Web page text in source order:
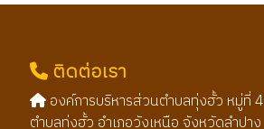
ติดต่อเรา
องค์การบริหารส่วนตำบลทุ่งฮั้ว หมู่ที่ 4
ตำบลทุ่งฮั้ว อำเภอวังเหนือ จังหวัดลำปาง